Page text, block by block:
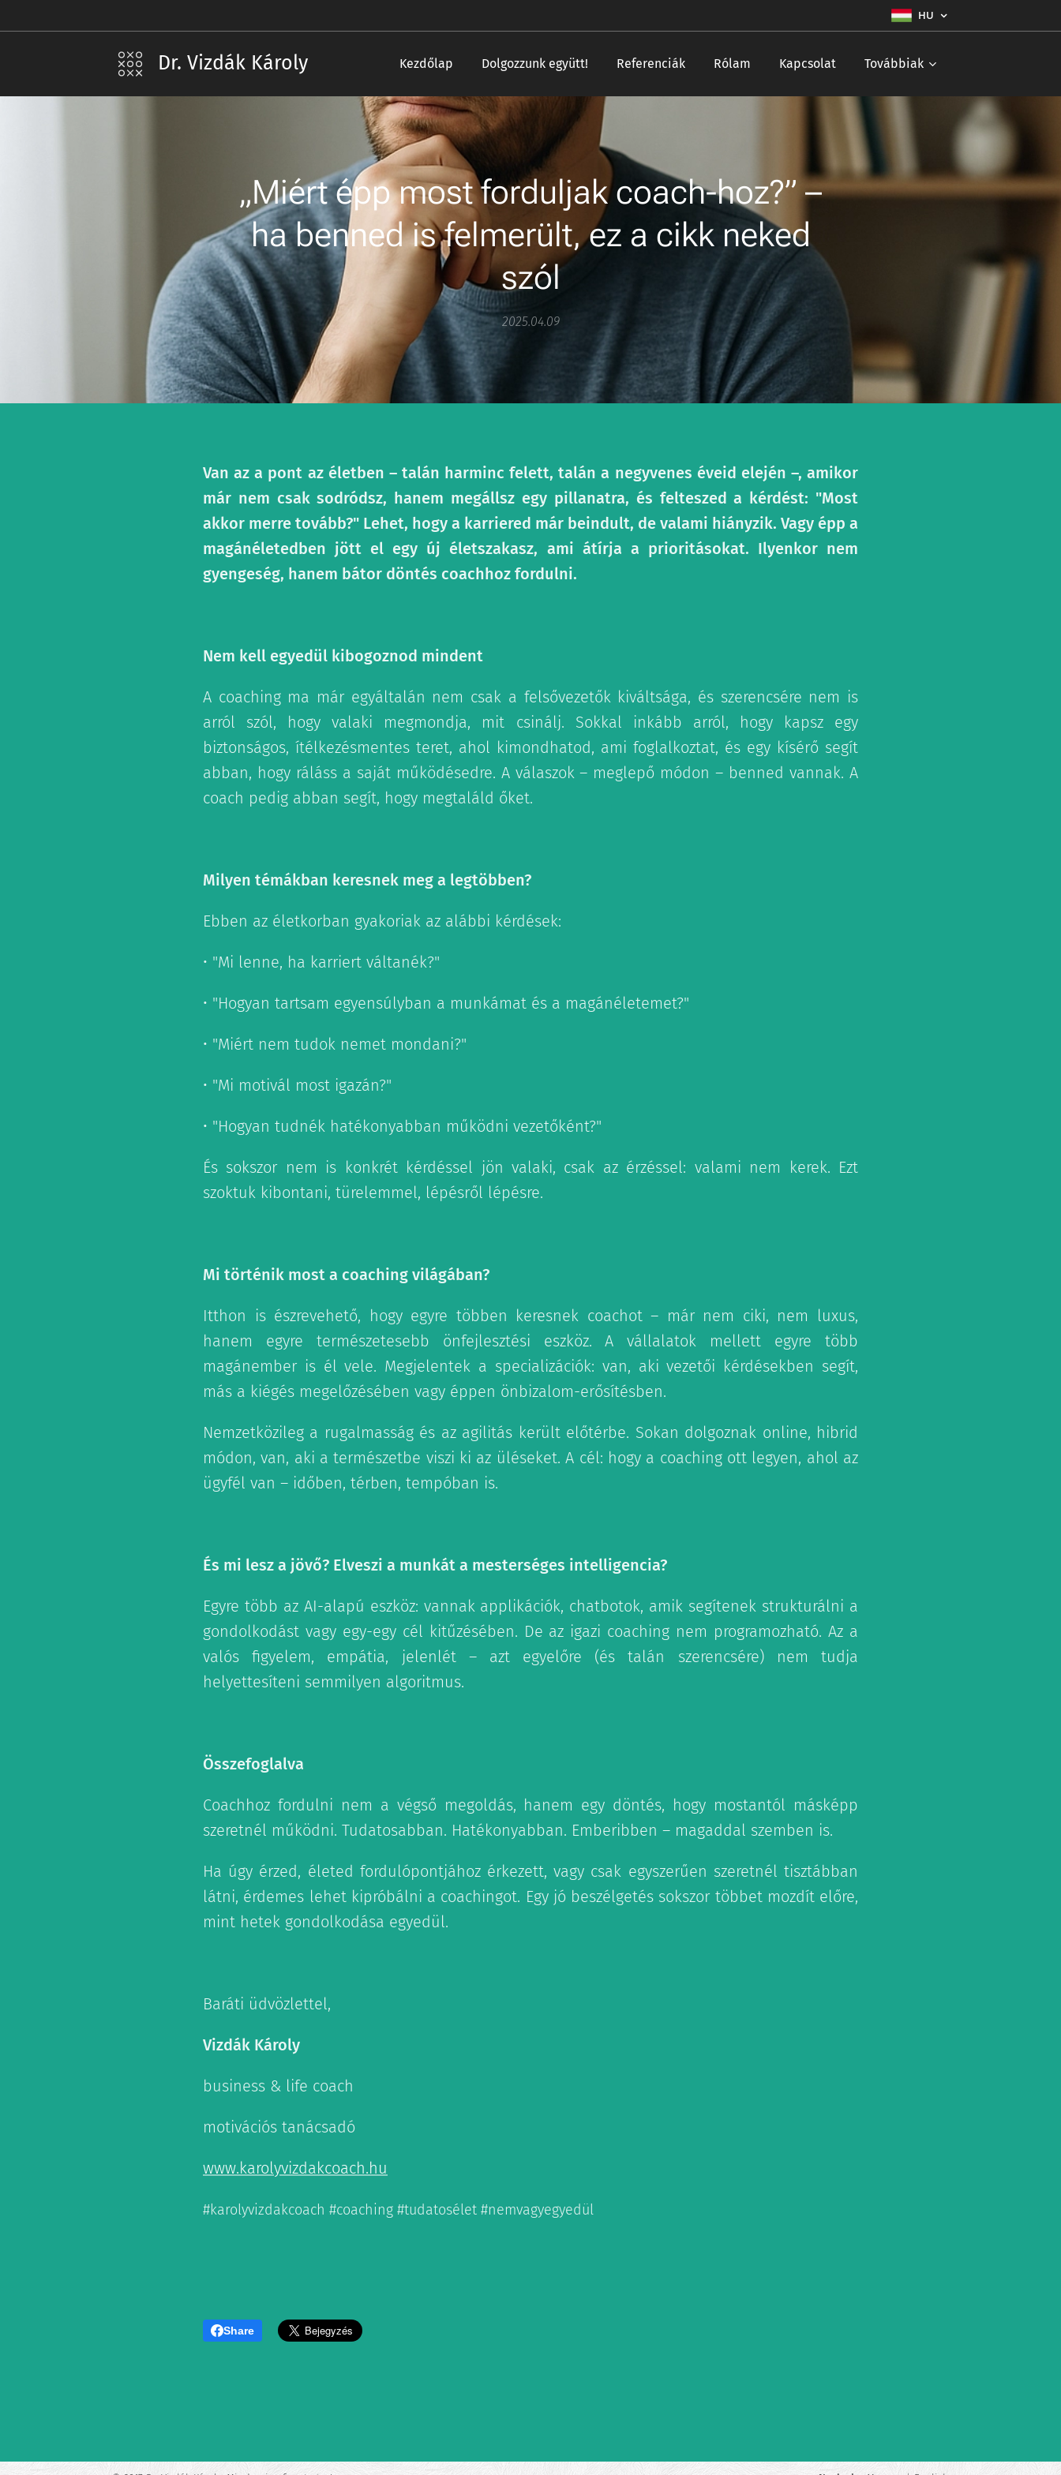
HU
Dr. Vizdák Károly Kezdőlap Dolgozzunk együtt! Referenciák Rólam Kapcsolat Továbbiak
„Miért épp most forduljak coach-hoz?” –
ha benned is felmerült, ez a cikk neked
szól
2025.04.09
Van az a pont az életben – talán harminc felett, talán a negyvenes éveid elején –, amikor
már nem csak sodródsz, hanem megállsz egy pillanatra, és felteszed a kérdést: "Most
akkor merre tovább?" Lehet, hogy a karriered már beindult, de valami hiányzik. Vagy épp a
magánéletedben jött el egy új életszakasz, ami átírja a prioritásokat. Ilyenkor nem
gyengeség, hanem bátor döntés coachhoz fordulni.
Nem kell egyedül kibogoznod mindent
A coaching ma már egyáltalán nem csak a felsővezetők kiváltsága, és szerencsére nem is
arról szól, hogy valaki megmondja, mit csinálj. Sokkal inkább arról, hogy kapsz egy
biztonságos, ítélkezésmentes teret, ahol kimondhatod, ami foglalkoztat, és egy kísérő segít
abban, hogy ráláss a saját működésedre. A válaszok – meglepő módon – benned vannak. A
coach pedig abban segít, hogy megtaláld őket.
Milyen témákban keresnek meg a legtöbben?
Ebben az életkorban gyakoriak az alábbi kérdések:
• "Mi lenne, ha karriert váltanék?"
• "Hogyan tartsam egyensúlyban a munkámat és a magánéletemet?"
• "Miért nem tudok nemet mondani?"
• "Mi motivál most igazán?"
• "Hogyan tudnék hatékonyabban működni vezetőként?"
És sokszor nem is konkrét kérdéssel jön valaki, csak az érzéssel: valami nem kerek. Ezt
szoktuk kibontani, türelemmel, lépésről lépésre.
Mi történik most a coaching világában?
Itthon is észrevehető, hogy egyre többen keresnek coachot – már nem ciki, nem luxus,
hanem egyre természetesebb önfejlesztési eszköz. A vállalatok mellett egyre több
magánember is él vele. Megjelentek a specializációk: van, aki vezetői kérdésekben segít,
más a kiégés megelőzésében vagy éppen önbizalom-erősítésben.
Nemzetközileg a rugalmasság és az agilitás került előtérbe. Sokan dolgoznak online, hibrid
módon, van, aki a természetbe viszi ki az üléseket. A cél: hogy a coaching ott legyen, ahol az
ügyfél van – időben, térben, tempóban is.
És mi lesz a jövő? Elveszi a munkát a mesterséges intelligencia?
Egyre több az AI-alapú eszköz: vannak applikációk, chatbotok, amik segítenek strukturálni a
gondolkodást vagy egy-egy cél kitűzésében. De az igazi coaching nem programozható. Az a
valós figyelem, empátia, jelenlét – azt egyelőre (és talán szerencsére) nem tudja
helyettesíteni semmilyen algoritmus.
Összefoglalva
Coachhoz fordulni nem a végső megoldás, hanem egy döntés, hogy mostantól másképp
szeretnél működni. Tudatosabban. Hatékonyabban. Emberibben – magaddal szemben is.
Ha úgy érzed, életed fordulópontjához érkezett, vagy csak egyszerűen szeretnél tisztábban
látni, érdemes lehet kipróbálni a coachingot. Egy jó beszélgetés sokszor többet mozdít előre,
mint hetek gondolkodása egyedül.
Baráti üdvözlettel,
Vizdák Károly
business & life coach
motivációs tanácsadó
www.karolyvizdakcoach.hu
#karolyvizdakcoach #coaching #tudatosélet #nemvagyegyedül
Share